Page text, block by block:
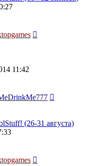
11:42
(26-31 августа)